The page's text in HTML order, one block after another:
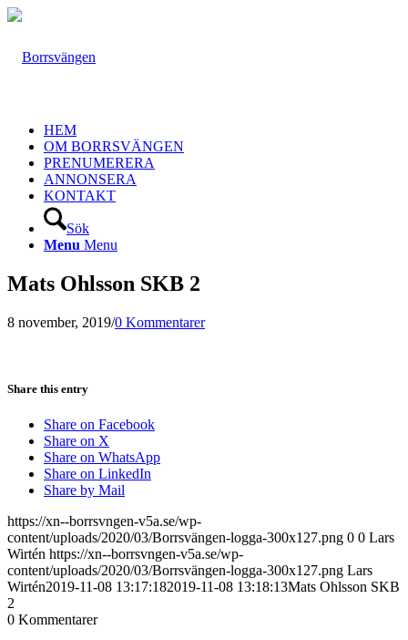
HEM
OM BORRSVÄNGEN
PRENUMERERA
ANNONSERA
KONTAKT
Sök
Menu Menu
Mats Ohlsson SKB 2
8 november, 2019/0 Kommentarer
Share this entry
Share on Facebook
Share on X
Share on WhatsApp
Share on LinkedIn
Share by Mail
https://xn--borrsvngen-v5a.se/wp-
content/uploads/2020/03/Borrsvängen-logga-300x127.png 0 0 Lars
Wirtén https://xn--borrsvngen-v5a.se/wp-
content/uploads/2020/03/Borrsvängen-logga-300x127.png Lars
Wirtén2019-11-08 13:17:182019-11-08 13:18:13Mats Ohlsson SKB
2
0 Kommentarer